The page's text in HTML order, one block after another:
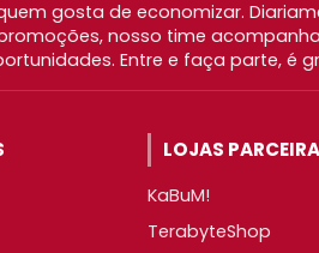
gosta de economizar.
nosso time
Entre e faça parte, é
LOJAS
KaBuM!
TerabyteShop